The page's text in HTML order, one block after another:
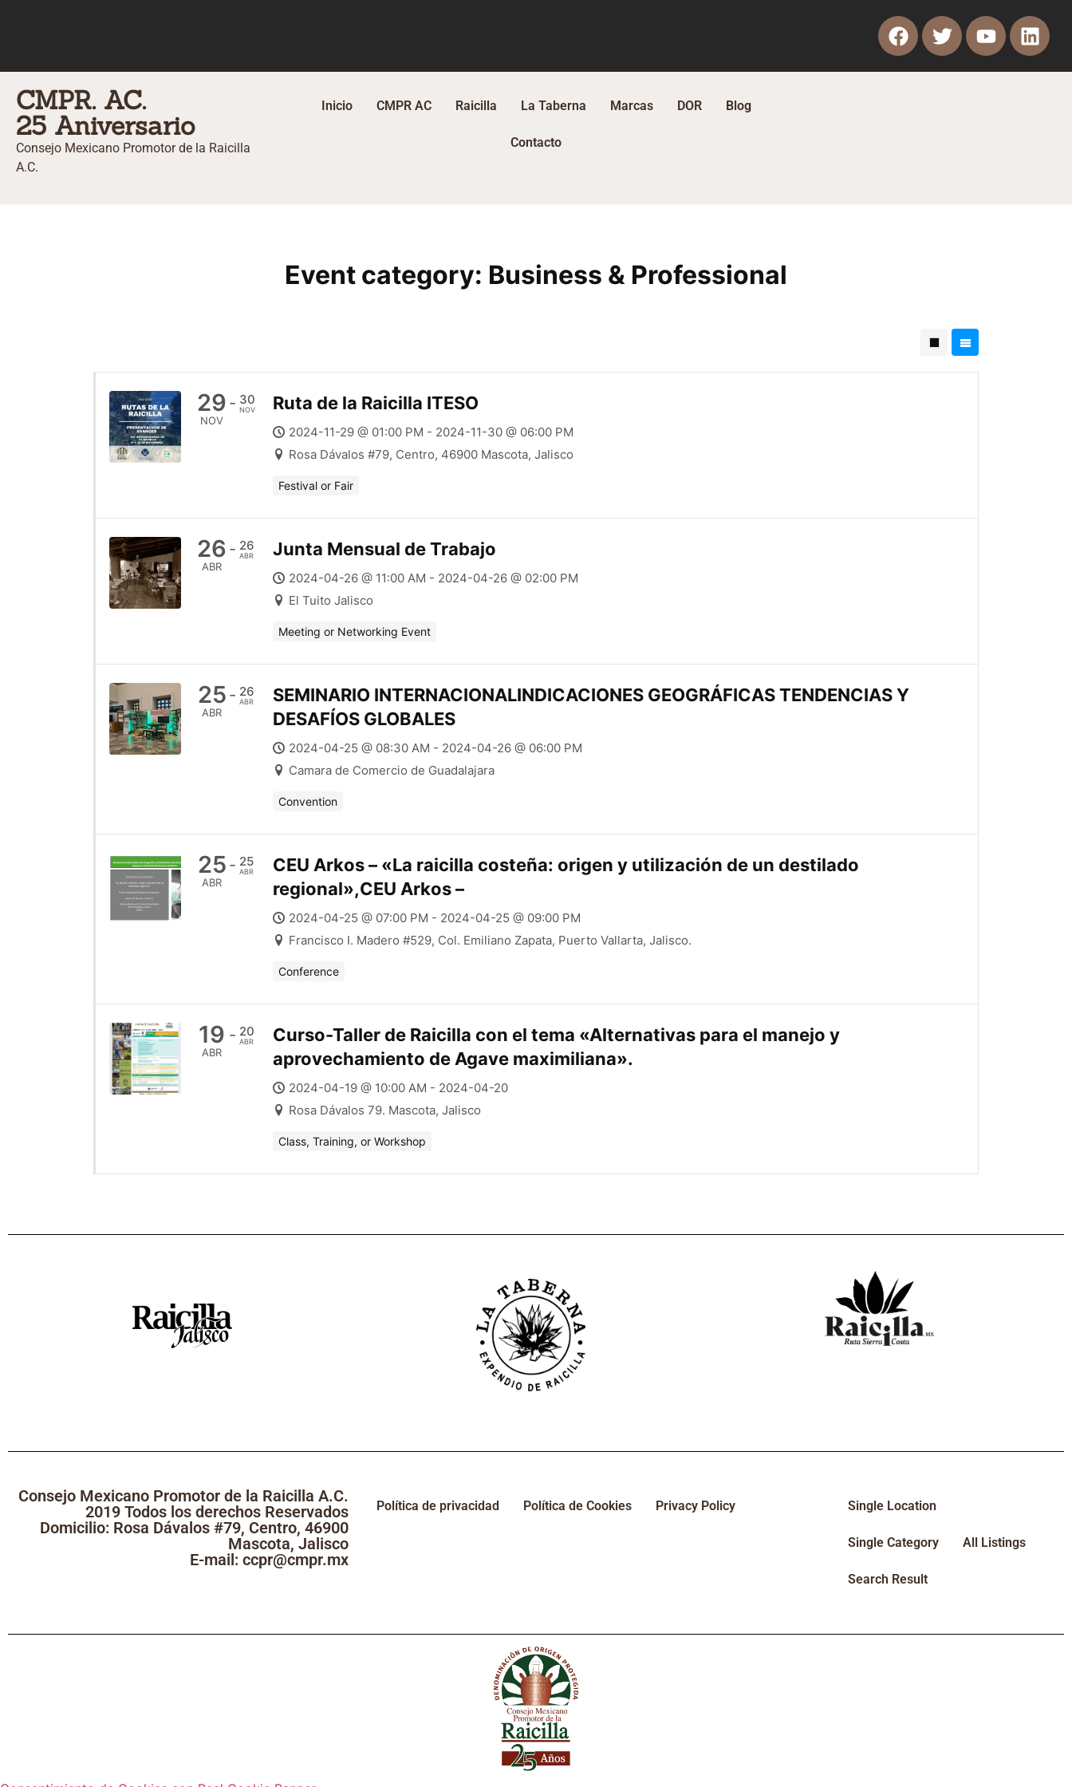
CMPR. AC.
25 Aniversario
Consejo Mexicano Promotor de la Raicilla
A.C.
Inicio CMPR AC Raicilla La Taberna Marcas DOR Blog
Contacto
Event category: Business & Professional
29
NOV
- 30
NOV Ruta de la Raicilla ITESO
2024-11-29 @ 01:00 PM - 2024-11-30 @ 06:00 PM
Rosa Dávalos #79, Centro, 46900 Mascota, Jalisco
Festival or Fair
26
ABR
- 26
ABR Junta Mensual de Trabajo
2024-04-26 @ 11:00 AM - 2024-04-26 @ 02:00 PM
El Tuito Jalisco
Meeting or Networking Event
25
ABR
- 26
ABR
SEMINARIO INTERNACIONALINDICACIONES GEOGRÁFICAS TENDENCIAS Y
DESAFÍOS GLOBALES
2024-04-25 @ 08:30 AM - 2024-04-26 @ 06:00 PM
Camara de Comercio de Guadalajara
Convention
25
ABR
- 25
ABR
CEU Arkos – «La raicilla costeña: origen y utilización de un destilado
regional»,CEU Arkos –
2024-04-25 @ 07:00 PM - 2024-04-25 @ 09:00 PM
Francisco I. Madero #529, Col. Emiliano Zapata, Puerto Vallarta, Jalisco.
Conference
19
ABR
- 20
ABR
Curso-Taller de Raicilla con el tema «Alternativas para el manejo y
aprovechamiento de Agave maximiliana».
2024-04-19 @ 10:00 AM - 2024-04-20
Rosa Dávalos 79. Mascota, Jalisco
Class, Training, or Workshop
Consejo Mexicano Promotor de la Raicilla A.C.
2019 Todos los derechos Reservados
Domicilio: Rosa Dávalos #79, Centro, 46900
Mascota, Jalisco
E-mail: ccpr@cmpr.mx
Política de privacidad Política de Cookies Privacy Policy Single Location
Single Category All Listings
Search Result